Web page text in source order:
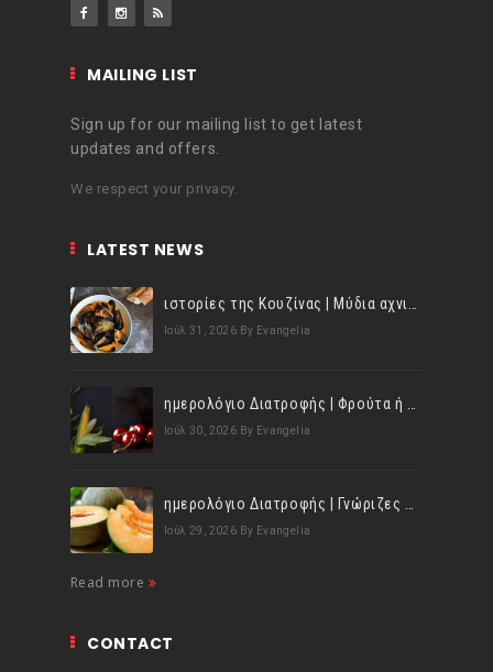
MAILING LIST
Sign up for our mailing list to get latest
updates and offers.
We respect your privacy.
LATEST NEWS
Ιούλ 31, 2026 By Evangelia
Ιούλ 30, 2026 By Evangelia
Ιούλ 29, 2026 By Evangelia
Read more
CONTACT